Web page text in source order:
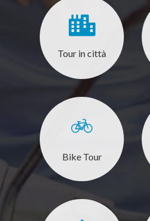
Tour in città
Bike Tour